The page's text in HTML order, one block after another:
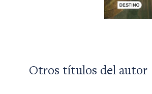
Otros títulos del autor